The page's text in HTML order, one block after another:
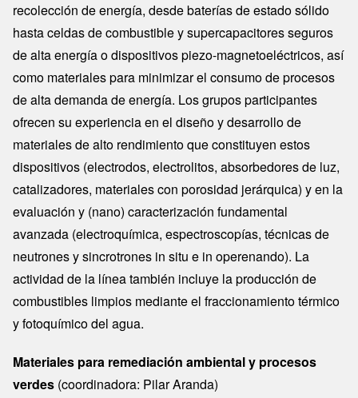
recolección de energía, desde baterías de estado sólido
hasta celdas de combustible y supercapacitores seguros
de alta energía o dispositivos piezo-magnetoeléctricos, así
como materiales para minimizar el consumo de procesos
de alta demanda de energía. Los grupos participantes
ofrecen su experiencia en el diseño y desarrollo de
materiales de alto rendimiento que constituyen estos
dispositivos (electrodos, electrolitos, absorbedores de luz,
catalizadores, materiales con porosidad jerárquica) y en la
evaluación y (nano) caracterización fundamental
avanzada (electroquímica, espectroscopías, técnicas de
neutrones y sincrotrones in situ e in operenando). La
actividad de la línea también incluye la producción de
combustibles limpios mediante el fraccionamiento térmico
y fotoquímico del agua.
Materiales para remediación ambiental y procesos
verdes (coordinadora: Pilar Aranda)